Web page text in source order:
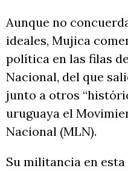
Aunque no
ideales, Mujica
política en las filas
Nacional, del que
junto a otros
uruguaya el
Nacional (MLN).
Su militancia en